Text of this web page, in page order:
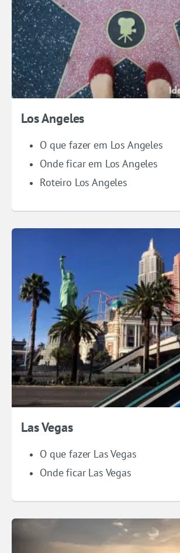
Los Angeles
O que fazer em Los Angeles
Onde ficar em Los Angeles
Roteiro Los Angeles
Las Vegas
O que fazer Las Vegas
Onde ficar Las Vegas